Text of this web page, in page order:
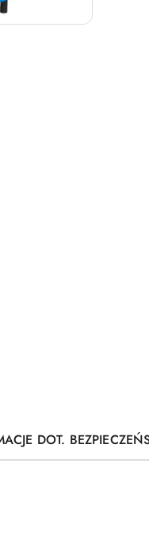
DOT.